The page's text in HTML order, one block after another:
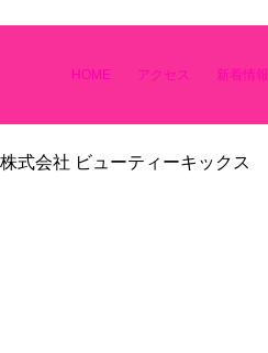
HOME アクセス 新着情報
株式会社 ビューティーキックス